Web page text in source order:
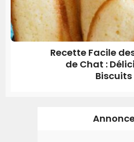
Recette Facile
de Chat :
Biscuits